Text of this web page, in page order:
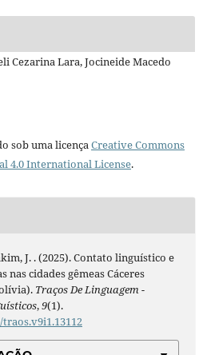
Cezarina Lara, Jocineide Macedo
sob uma licençaCreative Commons
4.0 International License.
J. . (2025). Contato linguístico e
cidades gêmeas Cáceres
Traços De Linguagem -
,9(1).